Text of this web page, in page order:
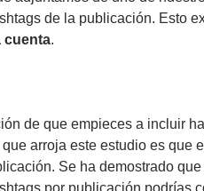
de la publicación. Esto
cuenta.
de que empieces a incluir
arroja este estudio es que
Se ha demostrado
por publicación podrías